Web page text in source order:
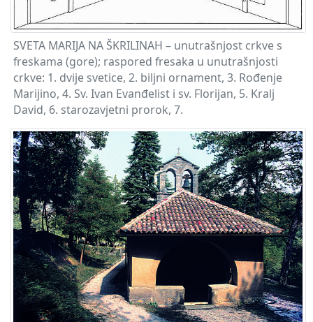
SVETA MARIJA NA ŠKRILINAH – unutrašnjost crkve s
freskama (gore); raspored fresaka u unutrašnjosti
crkve: 1. dvije svetice, 2. biljni ornament, 3. Rođenje
Marijino, 4. Sv. Ivan Evanđelist i sv. Florijan, 5. Kralj
David, 6. starozavjetni prorok, 7.